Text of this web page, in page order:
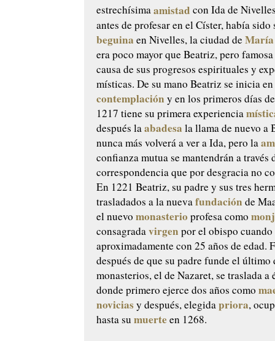
estrechísimaamistad con Ida de
antes de profesar en el Císter, había sido
beguina en Nivelles, la ciudad deMaría
era poco mayor que Beatriz, pero
causa de sus progresos espirituales y
místicas. De su mano Beatriz se inicia
contemplación y en los primeros días
1217 tiene su primera experiencia
después laabadesa la llama de nuevo a
nunca más volverá a ver a Ida, pero la
confianza mutua se mantendrán a través
correspondencia que por desgracia no
En 1221 Beatriz, su padre y sus tres
trasladados a la nuevafundación de
el nuevomonasterio profesa como
consagradavirgen por el obispo cuando
aproximadamente con 25 años de edad.
después de que su padre funde el último
monasterios, el de Nazaret, se traslada a
donde primero ejerce dos años como
noviciasy después, elegidapriora,
hasta sumuerte en 1268.